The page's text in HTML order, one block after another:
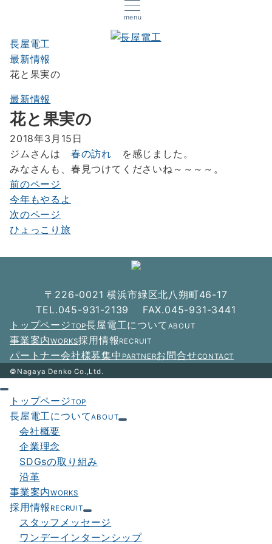
menu
長屋電工
最新情報
花と果実の
最新情報
花と果実の
2018年3月15日
ジムさんは 春の訪れ
を感じました。
みなさんも、春見つけてくださいね～～～～。
投
稿
ナ
ョ
ン
前のページ
今年もやるよ
次のページ
ひょっこり旅
〒226-0021 横浜市緑区北八朔町46-17
TEL.045-931-2139 FAX.045-931-3441
トップページTOP長屋電工について ABOUT
事業案内WORKS採用情報 RECRUIT
パートナー会社様募集中 PARTNERお問合せCONTACT
©Nagaya Denko Co.,Ltd.
トップページTOP
長屋電工についてABOUT
会社概要
企業理念
SDGsの取り組み
沿革
事業案内WORKS
採用情報 RECRUIT
スタッフメッセージ
ワンデーインターンシップ